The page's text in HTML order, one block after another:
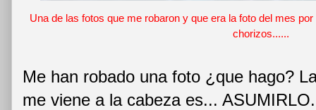
Una de las fotos que me robaron y que era la foto del mes
chorizos......
Me han robado una foto ¿que hago?
me viene a la cabeza es...